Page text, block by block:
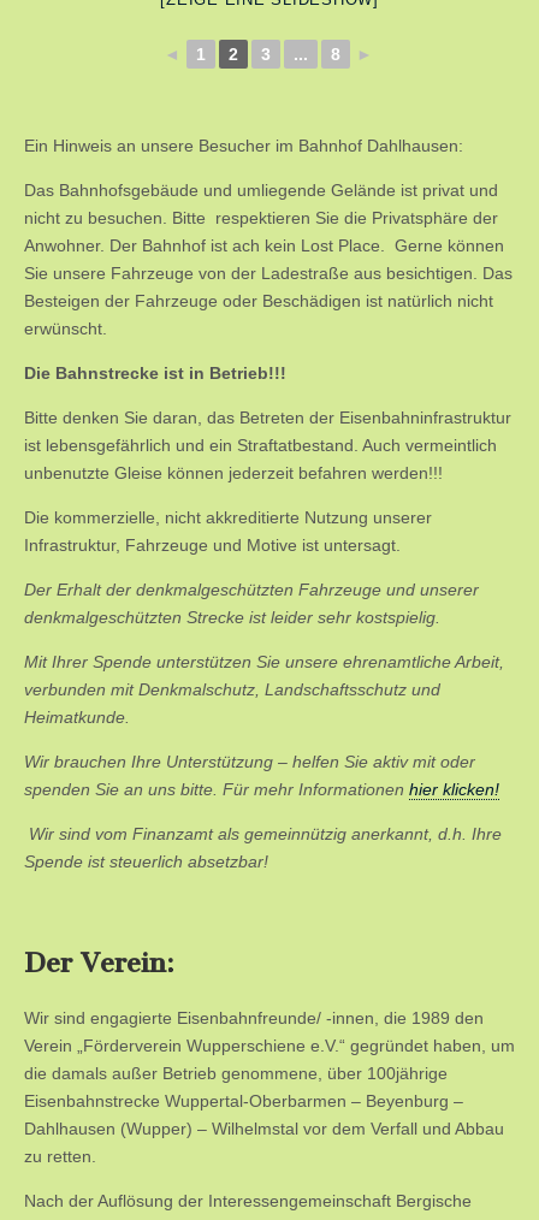
◄ 1 2 3 ... 8 ►
Ein Hinweis an unsere Besucher im Bahnhof Dahlhausen:
Das Bahnhofsgebäude und umliegende Gelände ist privat und
nicht zu besuchen. Bitte respektieren Sie die Privatsphäre der
Anwohner. Der Bahnhof ist ach kein Lost Place. Gerne können
Sie unsere Fahrzeuge von der Ladestraße aus besichtigen. Das
Besteigen der Fahrzeuge oder Beschädigen ist natürlich nicht
erwünscht.
Die Bahnstrecke ist in Betrieb!!!
Bitte denken Sie daran, das Betreten der Eisenbahninfrastruktur
ist lebensgefährlich und ein Straftatbestand. Auch vermeintlich
unbenutzte Gleise können jederzeit befahren werden!!!
Die kommerzielle, nicht akkreditierte Nutzung unserer
Infrastruktur, Fahrzeuge und Motive ist untersagt.
Der Erhalt der denkmalgeschützten Fahrzeuge und unserer
denkmalgeschützten Strecke ist leider sehr kostspielig.
Mit Ihrer Spende unterstützen Sie unsere ehrenamtliche Arbeit,
verbunden mit Denkmalschutz, Landschaftsschutz und
Heimatkunde.
Wir brauchen Ihre Unterstützung – helfen Sie aktiv mit oder
spenden Sie an uns bitte. Für mehr Informationen hier klicken!
Wir sind vom Finanzamt als gemeinnützig anerkannt, d.h. Ihre
Spende ist steuerlich absetzbar!
Der Verein:
Wir sind engagierte Eisenbahnfreunde/ -innen, die 1989 den
Verein „Förderverein Wupperschiene e.V.“ gegründet haben, um
die damals außer Betrieb genommene, über 100jährige
Eisenbahnstrecke Wuppertal-Oberbarmen – Beyenburg –
Dahlhausen (Wupper) – Wilhelmstal vor dem Verfall und Abbau
zu retten.
Nach der Auflösung der Interessengemeinschaft Bergische